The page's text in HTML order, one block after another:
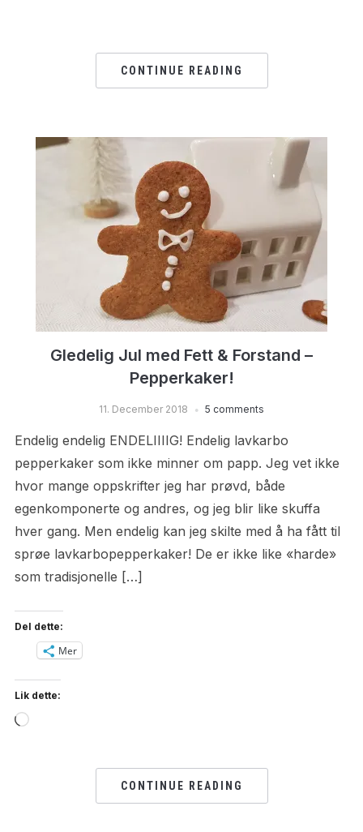
CONTINUE READING
Gledelig Jul med Fett & Forstand –
Pepperkaker!
11. December 2018 5 comments
Endelig endelig ENDELIIIIG! Endelig lavkarbo
pepperkaker som ikke minner om papp. Jeg vet ikke
hvor mange oppskrifter jeg har prøvd, både
egenkomponerte og andres, og jeg blir like skuffa
hver gang. Men endelig kan jeg skilte med å ha fått til
sprøe lavkarbopepperkaker! De er ikke like «harde»
som tradisjonelle […]
Del dette:
Mer
Lik dette:
Loading…
CONTINUE READING